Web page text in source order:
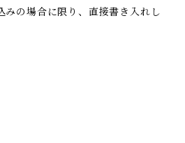
みの場合に限り、直接書き入れし